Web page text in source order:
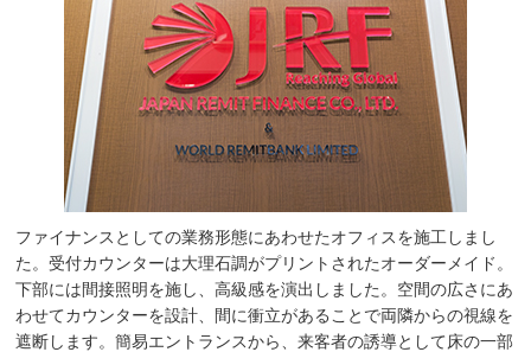
ファイナンスとしての業務形態にあわせたオフィスを施工しまし
た。受付カウンターは大理石調がプリントされたオーダーメイド。
下部には間接照明を施し、高級感を演出しました。空間の広さにあ
わせてカウンターを設計、間に衝立があることで両隣からの視線を
遮断します。簡易エントランスから、来客者の誘導として床の一部